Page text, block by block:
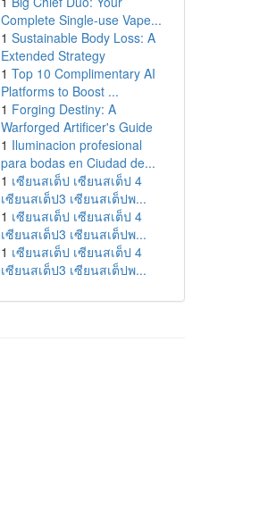
Complete Single-use Vape...
1 Sustainable Body Loss: A
Extended Strategy
1 Top 10 Complimentary AI
Platforms to Boost ...
1 Forging Destiny: A
Warforged Artificer's Guide
1 Iluminacion profesional
para bodas en Ciudad de...
1 เซียนสเต็ป เซียนสเต็ป 4
เซียนสเต็ป3 เซียนสเต็ปพ...
1 เซียนสเต็ป เซียนสเต็ป 4
เซียนสเต็ป3 เซียนสเต็ปพ...
1 เซียนสเต็ป เซียนสเต็ป 4
เซียนสเต็ป3 เซียนสเต็ปพ...